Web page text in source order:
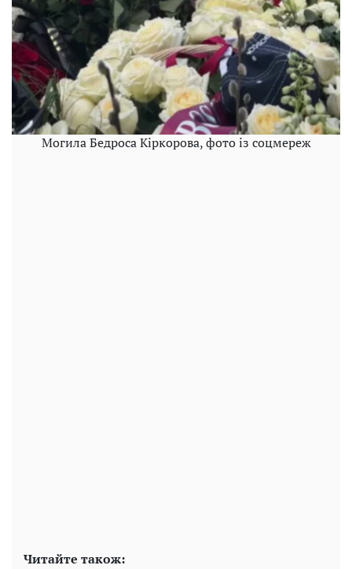
Могила Бедроса Кіркорова, фото із соцмереж
Читайте також: